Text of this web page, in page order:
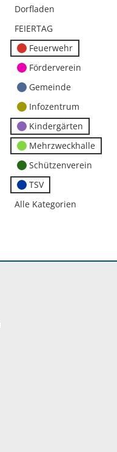
Dorfladen
FEIERTAG
Feuerwehr
Förderverein
Gemeinde
Infozentrum
Kindergärten
Mehrzweckhalle
Schützenverein
TSV
Alle Kategorien